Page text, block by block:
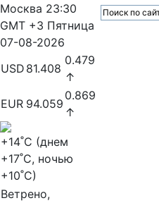
Москва 23:30
GMT +3 Пятница
07-08-2026
USD 81.408
0.479
↑
EUR 94.059
0.869
↑
+14˚C (днем
+17˚C, ночью
+10˚C)
Ветрено,